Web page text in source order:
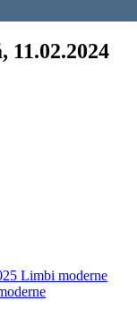
11.02.2024
Limbi moderne